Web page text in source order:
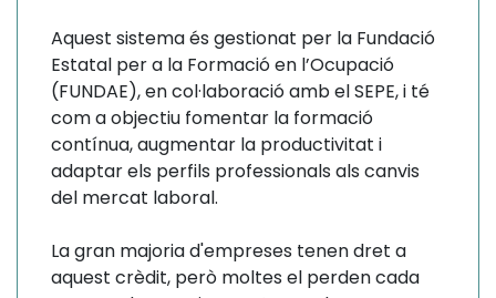
Aquest sistema és gestionat per la Fundació
Estatal per a la Formació en l’Ocupació
(FUNDAE), en col·laboració amb el SEPE, i té
com a objectiu fomentar la formació
contínua, augmentar la productivitat i
adaptar els perfils professionals als canvis
del mercat laboral.
La gran majoria d'empreses tenen dret a
aquest crèdit, però moltes el perden cada